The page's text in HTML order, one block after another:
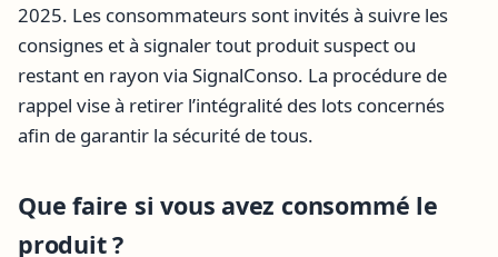
2025. Les consommateurs sont invités à suivre les
consignes et à signaler tout produit suspect ou
restant en rayon via SignalConso. La procédure de
rappel vise à retirer l’intégralité des lots concernés
afin de garantir la sécurité de tous.
Que faire si vous avez consommé le
produit ?